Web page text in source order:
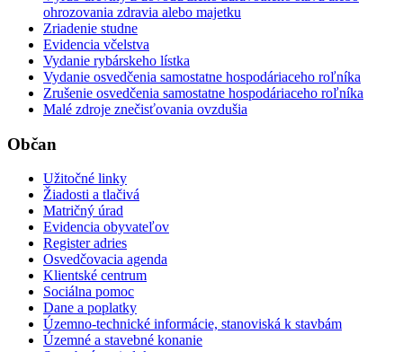
ohrozovania zdravia alebo majetku
Zriadenie studne
Evidencia včelstva
Vydanie rybárskeho lístka
Vydanie osvedčenia samostatne hospodáriaceho roľníka
Zrušenie osvedčenia samostatne hospodáriaceho roľníka
Malé zdroje znečisťovania ovzdušia
Občan
Užitočné linky
Žiadosti a tlačivá
Matričný úrad
Evidencia obyvateľov
Register adries
Osvedčovacia agenda
Klientské centrum
Sociálna pomoc
Dane a poplatky
Územno-technické informácie, stanoviská k stavbám
Územné a stavebné konanie